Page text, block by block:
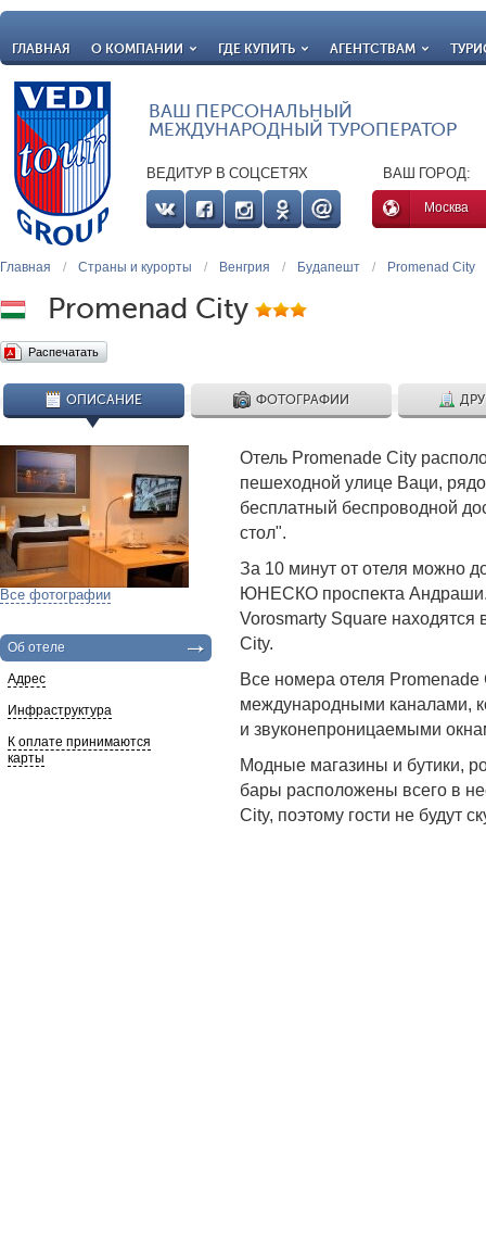
ГЛАВНАЯ О КОМПАНИИ ГДЕ КУПИТЬ АГЕНТСТВАМ
ВАШ ПЕРСОНАЛЬНЫЙ
МЕЖДУНАРОДНЫЙ ТУРОПЕРАТОР
ВЕДИТУР В СОЦСЕТЯХ ВАШ ГОРОД:
Москва
Главная / Страны и курорты / Венгрия / Будапешт / Promenad City
Promenad City
Распечатать
ОПИСАНИЕ ФОТОГРАФИИ
Все фотографии
Об отеле
Адрес
Инфраструктура
К оплате принимаются
карты
Отель Promenade City
пешеходной улице Ваци,
бесплатный беспроводной
стол".
За 10 минут от отеля можно
ЮНЕСКО проспекта Андраши.
Vorosmarty Square находятся
City.
Все номера отеля
международными каналами,
и звуконепроницаемыми
Модные магазины и бутики,
бары расположены всего в
City, поэтому гости не будут